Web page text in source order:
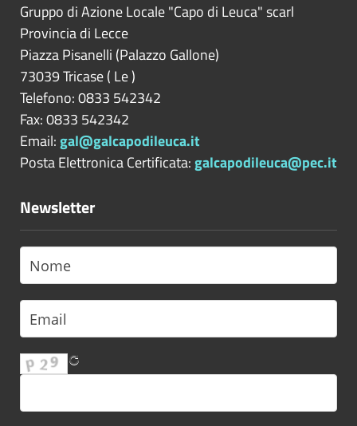
Gruppo di Azione Locale "Capo di Leuca" scarl
Provincia di Lecce
Piazza Pisanelli (Palazzo Gallone)
73039Tricase( Le)
Telefono: 0833 542342
Fax: 0833 542342
Email:gal@galcapodileuca.it
Posta Elettronica Certificata:galcapodileuca@pec.it
Newsletter